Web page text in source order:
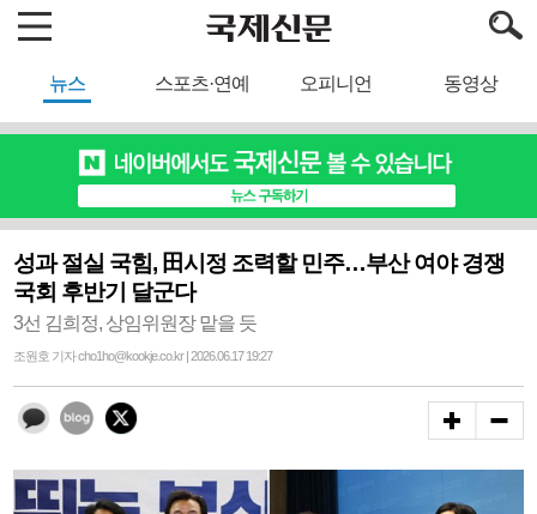
뉴스 스포츠·연예 오피니언 동영상
성과 절실 국힘, 田시정 조력할 민주…부산 여야 경쟁
국회 후반기 달군다
3선 김희정, 상임위원장 맡을 듯
조원호 기자 cho1ho@kookje.co.kr | 2026.06.17 19:27